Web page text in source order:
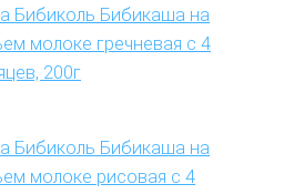
Бибиколь Бибикаша на
молоке гречневая с 4
200г
Бибиколь Бибикаша на
молоке рисовая с 4